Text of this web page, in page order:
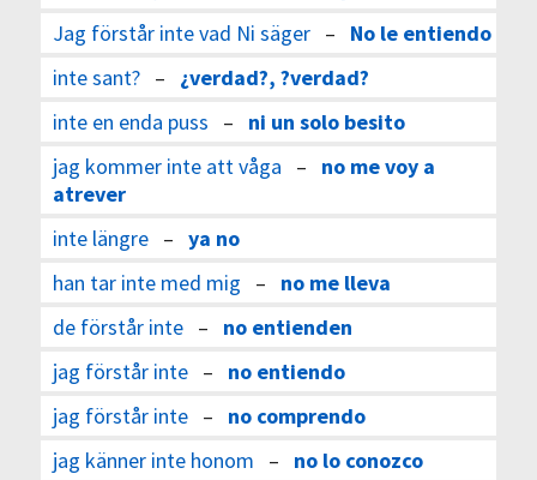
Jag förstår inte vad Ni säger– No le entiendo
inte sant?– ¿verdad?, ?verdad?
inte en enda puss – ni un solo besito
jag kommer inte att våga – no me voy a
atrever
inte längre– ya no
han tar inte med mig – no me lleva
de förstår inte– no entienden
jag förstår inte– no entiendo
jag förstår inte– no comprendo
jag känner inte honom – no lo conozco